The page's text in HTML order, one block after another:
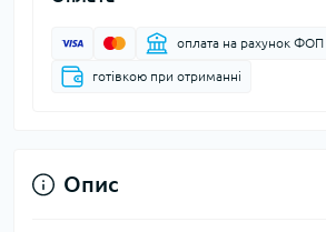
оплата на рахунок ФОП
готівкою при отриманні
Опис